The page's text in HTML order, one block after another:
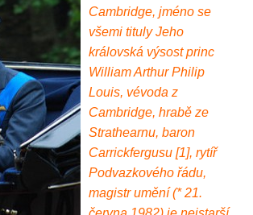
Cambridge, jméno se
všemi tituly Jeho
královská výsost princ
William Arthur Philip
Louis, vévoda z
Cambridge, hrabě ze
Strathearnu, baron
Carrickfergusu [1], rytíř
Podvazkového řádu,
magistr umění (* 21.